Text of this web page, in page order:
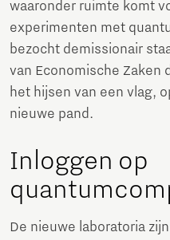
waaronder ruimte komt
experimenten met
bezocht demissionair
van Economische Zaken
het hijsen van een vlag,
nieuwe pand.
Inloggen op
De nieuwe laboratoria